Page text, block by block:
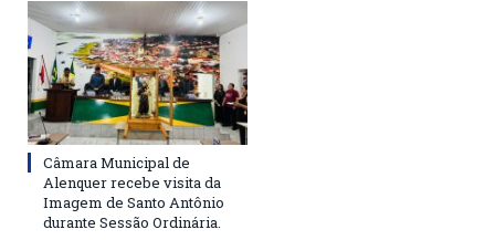
Câmara Municipal de
Alenquer recebe visita da
Imagem de Santo Antônio
durante Sessão Ordinária.